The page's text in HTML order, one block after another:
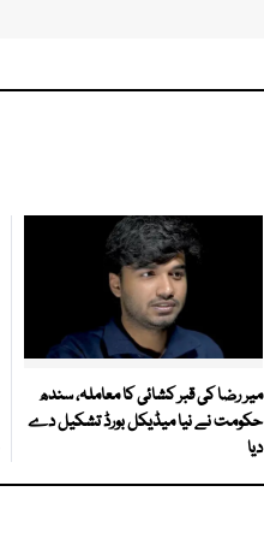
میر رضا کی قبر کشائی کا معاملہ، سندھ
حکومت نے نیا میڈیکل بورڈ تشکیل دے
دیا